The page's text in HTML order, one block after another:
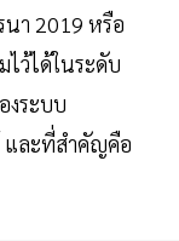
นา 2019 หรือ
ไว้ได้ในระดับ
งระบบ
และที่สำคัญคือ